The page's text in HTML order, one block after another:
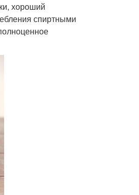
хороший
спиртными